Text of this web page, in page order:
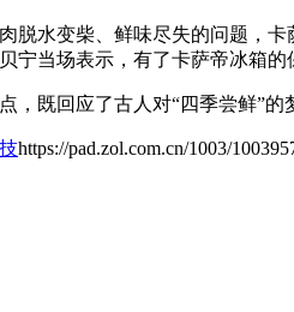
水变柴、鲜味尽失的问题，
当场表示，有了卡萨帝冰箱的
回应了古人对“四季尝鲜”的
https://pad.zol.com.cn/1003/